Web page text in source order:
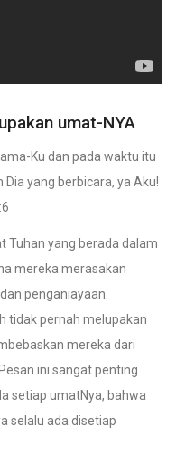
umat-NYA
Ku dan pada waktu itu
yang berbicara, ya Aku!
Tuhan yang berada dalam
mereka merasakan
penganiayaan.
tidak pernah melupakan
mereka dari
ini sangat penting
setiap umatNya, bahwa
selalu ada disetiap